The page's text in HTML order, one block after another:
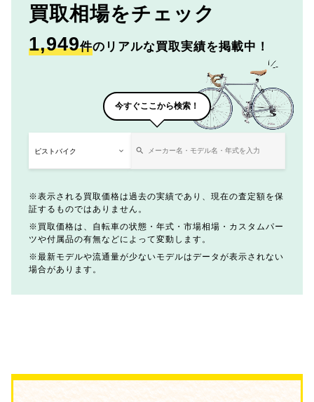
買取相場をチェック
1,949件のリアルな買取実績を掲載中！
今すぐここから検索！
表示される買取価格は過去の実績であり、現在の査定額を保
証するものではありません。
買取価格は、自転車の状態・年式・市場相場・カスタムパー
ツや付属品の有無などによって変動します。
最新モデルや流通量が少ないモデルはデータが表示されない
場合があります。